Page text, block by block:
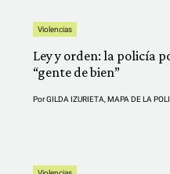
Violencias
Ley y orden: la policía
“gente de bien”
PorGILDA IZURIETA MAPA DE LA